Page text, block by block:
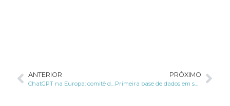
ANTERIOR PRÓXIMO
Primeira base de dados em saúde está sendo estruturada pela Amazon e Sírio-Libanês